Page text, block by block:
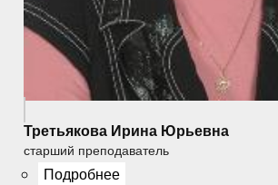
Третьякова Ирина Юрьевна
старший преподаватель
Подробнее